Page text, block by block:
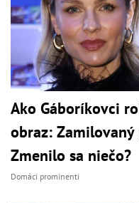
Ako Gáboríkovci
obraz:
Zmenilo sa niečo?
Domáci prominenti